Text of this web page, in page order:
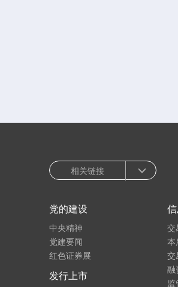
相关链接
党的建设
中央精神
党建要闻
红色证券展
发行上市
交
本
交
融
监